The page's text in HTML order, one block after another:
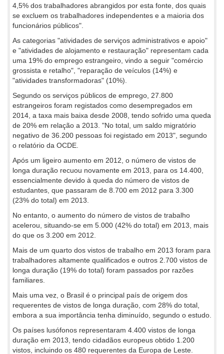
4,5% dos trabalhadores abrangidos por esta fonte, dos quais
se excluem os trabalhadores independentes e a maioria dos
funcionários públicos".
As categorias "atividades de serviços administrativos e apoio"
e "atividades de alojamento e restauração" representam cada
uma 19% do emprego estrangeiro, vindo a seguir "comércio
grossista e retalho", "reparação de veículos (14%) e
"atividades transformadoras" (10%).
Segundo os serviços públicos de emprego, 27.800
estrangeiros foram registados como desempregados em
2014, a taxa mais baixa desde 2008, tendo sofrido uma queda
de 20% em relação a 2013. "No total, um saldo migratório
negativo de 36.200 pessoas foi registado em 2013", segundo
o relatório da OCDE.
Após um ligeiro aumento em 2012, o número de vistos de
longa duração recuou novamente em 2013, para os 14.400,
essencialmente devido à queda do número de vistos de
estudantes, que passaram de 8.700 em 2012 para 3.300
(23% do total) em 2013.
No entanto, o aumento do número de vistos de trabalho
acelerou, situando-se em 5.000 (42% do total) em 2013, mais
do que os 3.200 em 2012.
Mais de um quarto dos vistos de trabalho em 2013 foram para
trabalhadores altamente qualificados e outros 2.700 vistos de
longa duração (19% do total) foram passados por razões
familiares.
Mais uma vez, o Brasil é o principal país de origem dos
requerentes de vistos de longa duração, com 28% do total,
embora a sua importância tenha diminuído, segundo o estudo.
Os países lusófonos representaram 4.400 vistos de longa
duração em 2013, tendo cidadãos europeus obtido 1.200
vistos, incluindo os 480 requerentes da Europa de Leste.